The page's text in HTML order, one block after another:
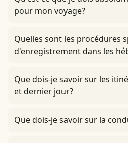
pour mon voyage?
Quelles sont les procédures
d'enregistrement dans les
Que dois-je savoir sur les
et dernier jour?
Que dois-je savoir sur la